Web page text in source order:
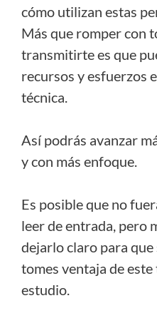
cómo utilizan estas
Más que romper con
transmitirte es que
recursos y esfuerzos
técnica.
Así podrás avanzar
y con más enfoque.
Es posible que no
leer de entrada, pero
dejarlo claro para que
tomes ventaja de
estudio.